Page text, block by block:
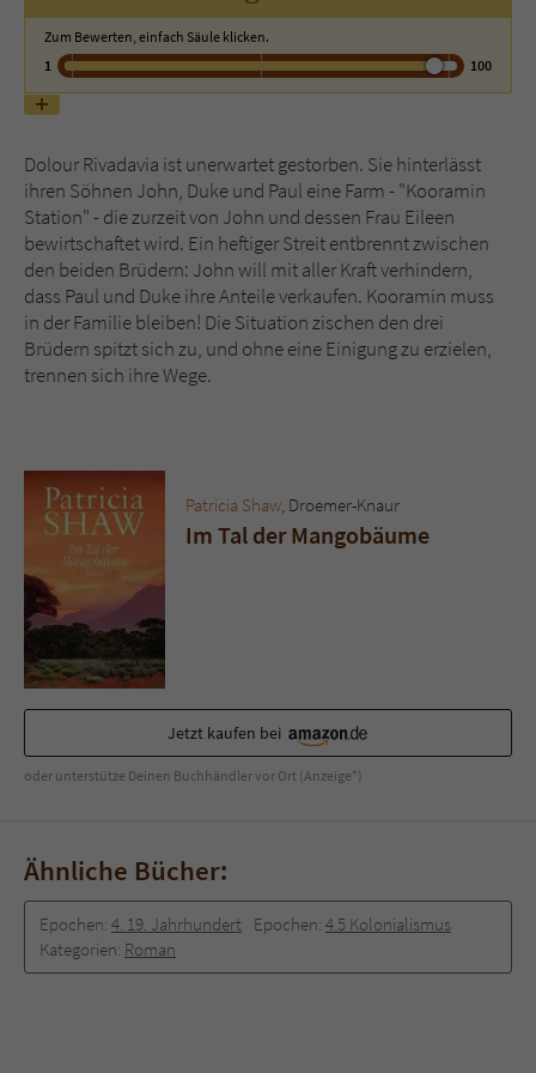
Zum Bewerten, einfach Säule klicken.
1
100
Dolour Rivadavia ist unerwartet gestorben. Sie hinterlässt
ihren Söhnen John, Duke und Paul eine Farm - "Kooramin
Station" - die zurzeit von John und dessen Frau Eileen
bewirtschaftet wird. Ein heftiger Streit entbrennt zwischen
den beiden Brüdern: John will mit aller Kraft verhindern,
dass Paul und Duke ihre Anteile verkaufen. Kooramin muss
in der Familie bleiben! Die Situation zischen den drei
Brüdern spitzt sich zu, und ohne eine Einigung zu erzielen,
trennen sich ihre Wege.
Patricia Shaw , Droemer-Knaur
Im Tal der Mangobäume
Jetzt kaufen bei
oder unterstütze Deinen Buchhändler vor Ort (Anzeige*)
Ähnliche Bücher:
Epochen: 4. 19. Jahrhundert Epochen: 4.5 Kolonialismus
Kategorien: Roman
Name tx_pwcomments_ahash
Anbieter
Laufzeit 1 Jahr
Zweck Cookie für Kommentare einzelner Buchtitel
Name fe_typo_user
Anbieter Literatur-Couch Medien GmbH & Co. KG
Zweck
Benutzer. Es wird benötigt um z. B. den
Sicherheitscode des Kontaktformulars zu